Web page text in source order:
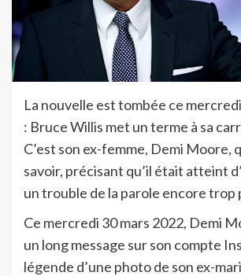
La nouvelle est tombée ce
: Bruce Willis met un terme à sa
C’est son ex-femme, Demi Moore,
savoir, précisant qu’il était atteint
un trouble de la parole encore trop
Ce mercredi 30 mars 2022, Demi
un long message sur son compte
légende d’une photo de son ex-